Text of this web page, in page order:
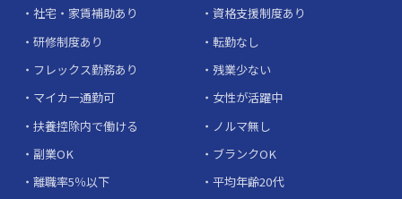
社宅・家賃補助あり
資格支援制度あり
研修制度あり
転勤なし
フレックス勤務あり
残業少ない
マイカー通勤可
女性が活躍中
扶養控除内で働ける
ノルマ無し
副業OK
ブランクOK
離職率5％以下
平均年齢20代